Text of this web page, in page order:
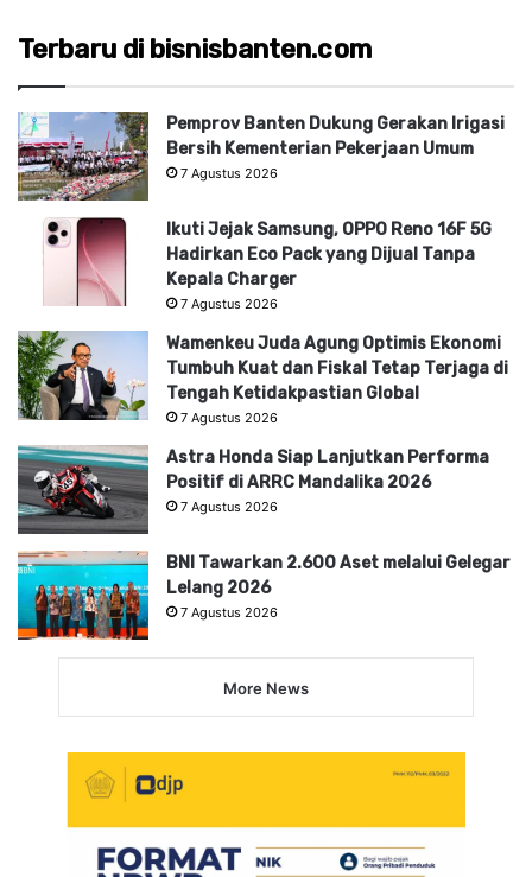
Terbaru di bisnisbanten.com
Pemprov Banten Dukung Gerakan Irigasi
Bersih Kementerian Pekerjaan Umum
7 Agustus 2026
Ikuti Jejak Samsung, OPPO Reno 16F 5G
Hadirkan Eco Pack yang Dijual Tanpa
Kepala Charger
7 Agustus 2026
Wamenkeu Juda Agung Optimis Ekonomi
Tumbuh Kuat dan Fiskal Tetap Terjaga di
Tengah Ketidakpastian Global
7 Agustus 2026
Astra Honda Siap Lanjutkan Performa
Positif di ARRC Mandalika 2026
7 Agustus 2026
BNI Tawarkan 2.600 Aset melalui Gelegar
Lelang 2026
7 Agustus 2026
More News